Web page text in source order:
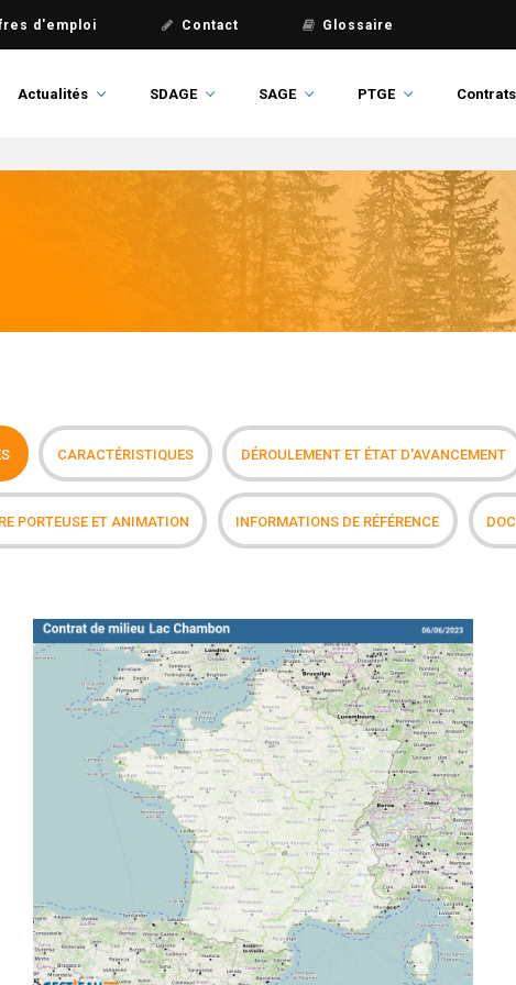
d'emploi Contact Glossaire
Actualités SDAGE SAGE PTGE
CARACTÉRISTIQUES DÉROULEMENT ET ÉTAT D'AVANCEMENT
PORTEUSE ET ANIMATION INFORMATIONS DE RÉFÉRENCE